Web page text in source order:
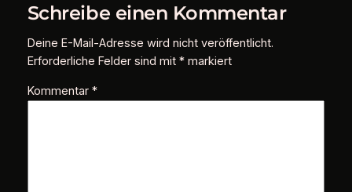
Schreibe einen Kommentar
Deine E-Mail-Adresse wird nicht veröffentlicht.
Erforderliche Felder sind mit *markiert
Kommentar *